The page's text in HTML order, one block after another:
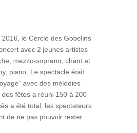
le Cercle des Gobelins
avec 2 jeunes artistes
mezzo-soprano, chant et
piano. Le spectacle était
avec des mélodies
fêtes a réuni 150 à 200
a été total, les spectateurs
de ne pas pouvoir rester